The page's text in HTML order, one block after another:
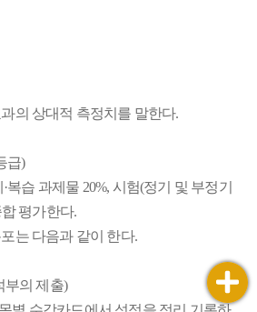
의 상대적 측정치를 말한다.
급)
습 과제물 20%, 시험(정기 및 부정기
평가한다.
는 다음과 같이 한다.
부의 제출)